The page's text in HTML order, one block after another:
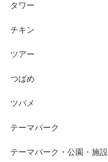
タワー
チキン
ツアー
つばめ
ツバメ
テーマパーク
テーマパーク・公園・施設